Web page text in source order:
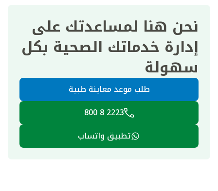
نحن هنا لمساعدتك على
إدارة خدماتك الصحية بكل
سهولة
طلب موعد معاينة طبية
2223 8 800
تطبيق واتساب